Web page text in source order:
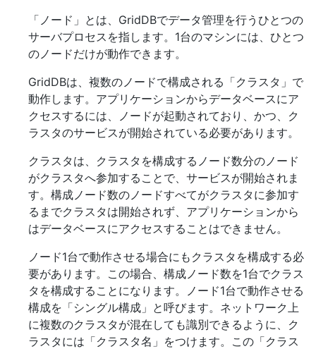
「ノード」とは、GridDBでデータ管理を行うひとつの
サーバプロセスを指します。1台のマシンには、ひとつ
のノードだけが動作できます。
GridDBは、複数のノードで構成される「クラスタ」で
動作します。アプリケーションからデータベースにア
クセスするには、ノードが起動されており、かつ、ク
ラスタのサービスが開始されている必要があります。
クラスタは、クラスタを構成するノード数分のノード
がクラスタへ参加することで、サービスが開始されま
す。構成ノード数のノードすべてがクラスタに参加す
るまでクラスタは開始されず、アプリケーションから
はデータベースにアクセスすることはできません。
ノード1台で動作させる場合にもクラスタを構成する必
要があります。この場合、構成ノード数を1台でクラス
タを構成することになります。ノード1台で動作させる
構成を「シングル構成」と呼びます。ネットワーク上
に複数のクラスタが混在しても識別できるように、ク
ラスタには「クラスタ名」をつけます。この「クラス